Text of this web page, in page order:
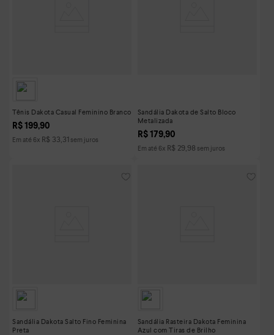
Tênis Dakota Casual Feminino Branco
R$ 199,90
Em até 6x R$ 33,31 sem juros
Sandália Dakota de Salto Bloco
Metalizada
R$ 179,90
Em até 6x R$ 29,98 sem juros
Sandália Dakota Salto Fino Feminina
Preta
Sandália Rasteira Dakota Feminina
Azul com Tiras de Brilho